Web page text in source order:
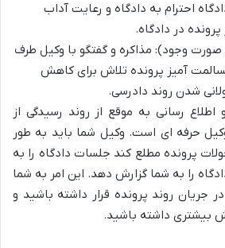
احترام به دادگاه و رعایت آداب
در دادگاه.
وجود): مذاکره و گفتگو با وکیل طرف
آمیز پرونده تلاش برای کاهش
شدن روند دادرسی.
اطلاع رسانی به موقع از روند رسیدگی از
حرفه ای است. وکیل شما باید به طور
پرونده مطلع کند جلسات دادگاه را به
را به شما گزارش دهد. این امر به شما
جریان روند پرونده قرار داشته باشید و
بیشتری داشته باشید.